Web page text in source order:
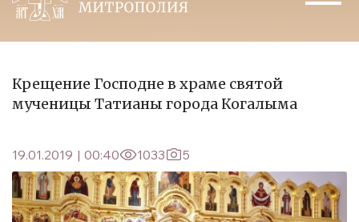
Крещение Господне в храме святой
мученицы Татианы города Когалыма
19.01.2019 | 00:40 1033 5